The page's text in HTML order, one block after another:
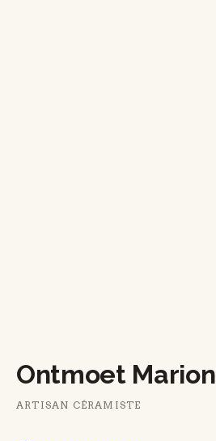
Ontmoet Marion
ARTISAN CÉRAMISTE